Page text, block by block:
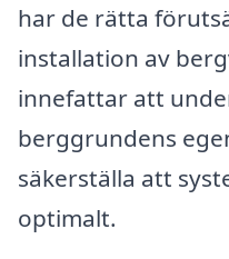
har de rätta
installation av
innefattar att
berggrundens
säkerställa att
optimalt.